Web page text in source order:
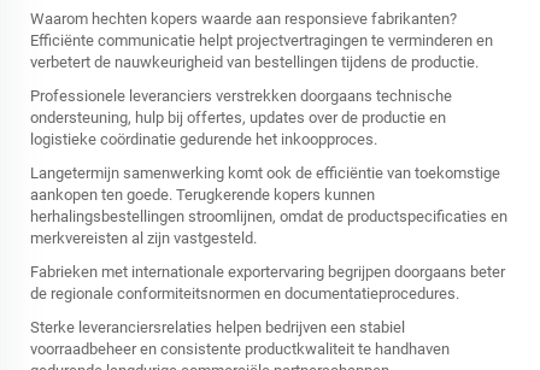
Waarom hechten kopers waarde aan responsieve fabrikanten?
Efficiënte communicatie helpt projectvertragingen te verminderen en
verbetert de nauwkeurigheid van bestellingen tijdens de productie.
Professionele leveranciers verstrekken doorgaans technische
ondersteuning, hulp bij offertes, updates over de productie en
logistieke coördinatie gedurende het inkoopproces.
Langetermijn samenwerking komt ook de efficiëntie van toekomstige
aankopen ten goede. Terugkerende kopers kunnen
herhalingsbestellingen stroomlijnen, omdat de productspecificaties en
merkvereisten al zijn vastgesteld.
Fabrieken met internationale exportervaring begrijpen doorgaans beter
de regionale conformiteitsnormen en documentatieprocedures.
Sterke leveranciersrelaties helpen bedrijven een stabiel
voorraadbeheer en consistente productkwaliteit te handhaven